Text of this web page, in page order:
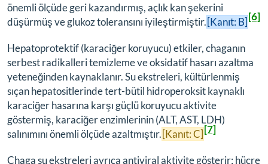
önemli ölçüde geri kazandırmış, açlık kan şekerini
düşürmüş ve glukoz toleransını iyileştirmiştir.[Kanıt: B][6]
Hepatoprotektif (karaciğer koruyucu) etkiler, chaganın
serbest radikalleri temizleme ve oksidatif hasarı azaltma
yeteneğinden kaynaklanır. Su ekstreleri, kültürlenmiş
sıçan hepatositlerinde tert-bütil hidroperoksit kaynaklı
karaciğer hasarına karşı güçlü koruyucu aktivite
göstermiş, karaciğer enzimlerinin (ALT, AST, LDH)
salınımını önemli ölçüde azaltmıştır.[Kanıt: C][7]
Chaga su ekstreleri ayrıca antiviral aktivite gösterir; hücre